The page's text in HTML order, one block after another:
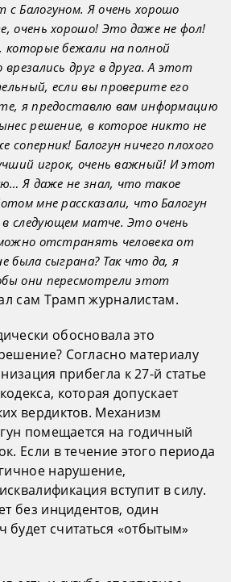
Балогуном. Я очень хорошо
очень хорошо! Это даже не фол!
которые бежали на полной
врезались друг в друга. А этот
если вы проверите его
я предоставлю вам информацию
решение, в которое никто не
Балогун ничего плохого
игрок, очень важный! И этот
Я даже не знал, что такое
мне рассказали, что Балогун
следующем матче. Это очень
отстранять человека от
была сыграна? Так что да, я
они пересмотрели этот
сам Трамп журналистам.
обосновала это
Согласно материалу
прибегла к 27-й статье
которая допускает
вердиктов. Механизм
помещается на годичный
Если в течение этого периода
нарушение,
вступит в силу.
без инцидентов, один
считаться «отбытым»